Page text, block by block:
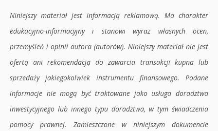
Niniejszy materiał jest informacją reklamową. Ma charakter
edukacyjno-informacyjny i stanowi wyraz własnych ocen,
przemyśleń i opinii autora (autorów). Niniejszy materiał nie jest
ofertą ani rekomendacją do zawarcia transakcji kupna lub
sprzedaży jakiegokolwiek instrumentu finansowego. Podane
informacje nie mogą być traktowane jako usługa doradztwa
inwestycyjnego lub innego typu doradztwa, w tym świadczenia
pomocy prawnej. Zamieszczone w niniejszym dokumencie